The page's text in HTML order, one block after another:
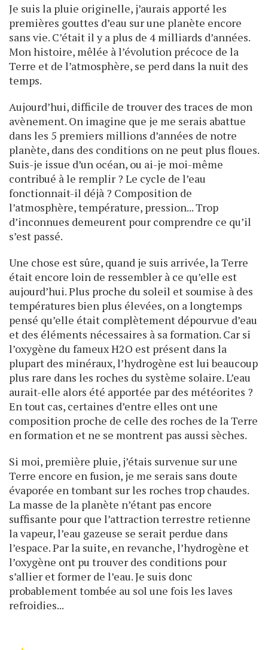
Je suis la pluie originelle, j’aurais apporté les
premières gouttes d’eau sur une planète encore
sans vie. C’était il y a plus de 4 milliards d’années.
Mon histoire, mêlée à l’évolution précoce de la
Terre et de l’atmosphère, se perd dans la nuit des
temps.
Aujourd’hui, difficile de trouver des traces de mon
avènement. On imagine que je me serais abattue
dans les 5 premiers millions d’années de notre
planète, dans des conditions on ne peut plus floues.
Suis-je issue d’un océan, ou ai-je moi-même
contribué à le remplir ? Le cycle de l’eau
fonctionnait-il déjà ? Composition de
l’atmosphère, température, pression... Trop
d’inconnues demeurent pour comprendre ce qu’il
s’est passé.
Une chose est sûre, quand je suis arrivée, la Terre
était encore loin de ressembler à ce qu’elle est
aujourd’hui. Plus proche du soleil et soumise à des
températures bien plus élevées, on a longtemps
pensé qu’elle était complètement dépourvue d’eau
et des éléments nécessaires à sa formation. Car si
l’oxygène du fameux H2O est présent dans la
plupart des minéraux, l’hydrogène est lui beaucoup
plus rare dans les roches du système solaire. L’eau
aurait-elle alors été apportée par des météorites ?
En tout cas, certaines d’entre elles ont une
composition proche de celle des roches de la Terre
en formation et ne se montrent pas aussi sèches.
Si moi, première pluie, j’étais survenue sur une
Terre encore en fusion, je me serais sans doute
évaporée en tombant sur les roches trop chaudes.
La masse de la planète n’étant pas encore
suffisante pour que l’attraction terrestre retienne
la vapeur, l’eau gazeuse se serait perdue dans
l’espace. Par la suite, en revanche, l’hydrogène et
l’oxygène ont pu trouver des conditions pour
s’allier et former de l’eau. Je suis donc
probablement tombée au sol une fois les laves
refroidies...